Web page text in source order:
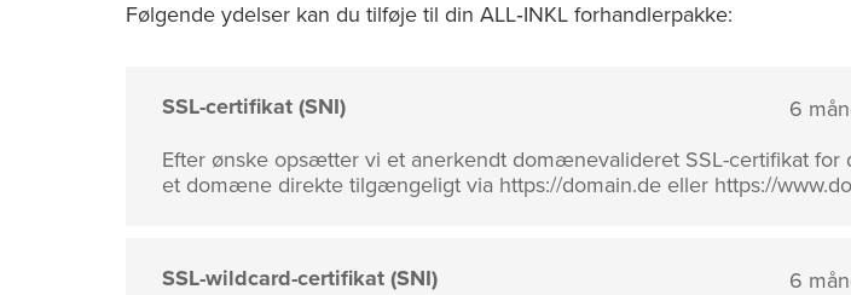
Følgende ydelser kan du tilføje til din ALL‑INKL forhandlerpakke:
SSL-certifikat (SNI) 6
Efter ønske opsætter vi et anerkendt domænevalideret SSL-certifikat
et domæne direkte tilgængeligt via https://domain.de eller https://
SSL-wildcard-certifikat (SNI) 6